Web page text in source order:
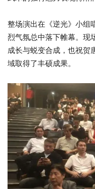
整场演出在《逆光》小组
烈气氛总中落下帷幕。现
成长与蜕变合成，也祝贺
域取得了丰硕成果。